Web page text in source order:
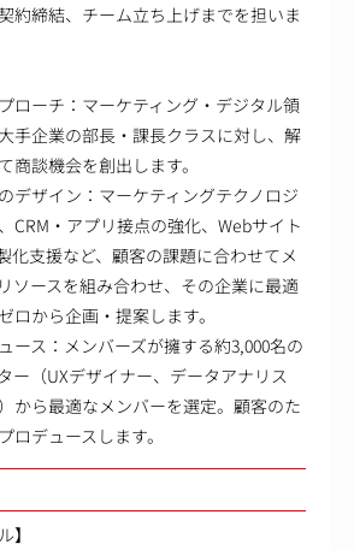
約締結、チーム立ち上げまでを担いま
ローチ：マーケティング・デジタル領
手企業の部長・課長クラスに対し、解
商談機会を創出します。
デザイン：マーケティングテクノロジ
CRM・アプリ接点の強化、Webサイト
化支援など、顧客の課題に合わせてメ
ソースを組み合わせ、その企業に最適
ロから企画・提案します。
ース：メンバーズが擁する約3,000名の
ー（UXデザイナー、データアナリス
から最適なメンバーを選定。顧客のた
ロデュースします。
】